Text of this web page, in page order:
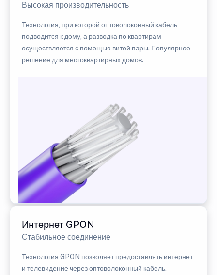
Высокая производительность
Технология, при которой оптоволоконный кабель
подводится к дому, а разводка по квартирам
осуществляется с помощью витой пары. Популярное
решение для многоквартирных домов.
Интернет GPON
Стабильное соединение
Технология GPON позволяет предоставлять интернет
и телевидение через оптоволоконный кабель.